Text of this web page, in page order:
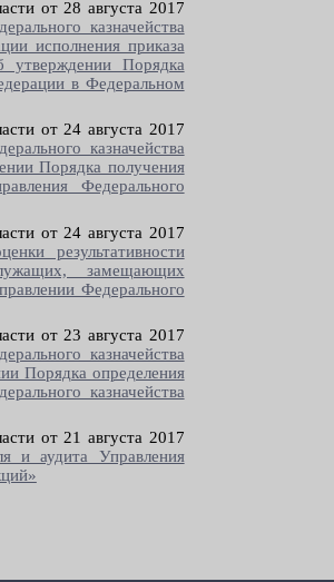
от 28 августа 2017
казначейства
исполнения приказа
Порядка
в Федеральном
от 24 августа 2017
казначейства
Порядка получения
Федерального
от 24 августа 2017
результативности
замещающих
Федерального
от 23 августа 2017
казначейства
Порядка определения
казначейства
от 21 августа 2017
и аудита Управления